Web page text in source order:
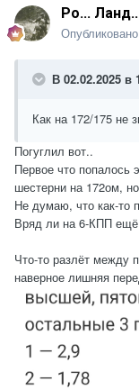
Ро...
Опубликовано
В 02.02.2025 в
Как на 172/175 не
Погуглил вот..
Первое что попалось
шестерни на 172ом,
Не думаю, что как-то
Вряд ли на 6-КПП ещё
Что-то разлёт между
наверное лишняя